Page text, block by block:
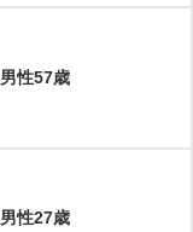
男性57歳
男性27歳